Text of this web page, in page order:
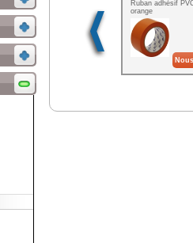
Ruban adhésif
orange